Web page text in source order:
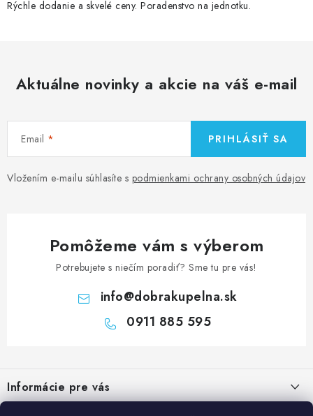
Rýchle dodanie a skvelé ceny. Poradenstvo na jednotku.
Aktuálne novinky a akcie na váš e-mail
Email
Vložením e-mailu súhlasíte s podmienkami ochrany osobných údajov
PRIHLÁSIŤ SA
Pomôžeme vám s výberom
Potrebujete s niečím poradiť? Sme tu pre vás!
info@dobrakupelna.sk
0911 885 595
pInformácie pre vás